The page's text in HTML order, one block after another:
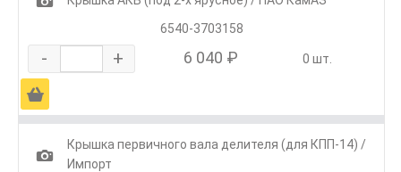
6540-3703158
- + 6 040 ₽ 0 шт.
Ä
1
Крышка первичного вала делителя (для КПП-14) /
Импорт